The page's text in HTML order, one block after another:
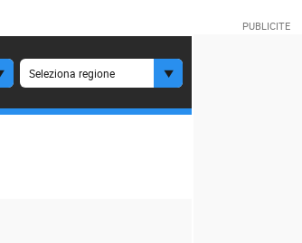
Seleziona regione